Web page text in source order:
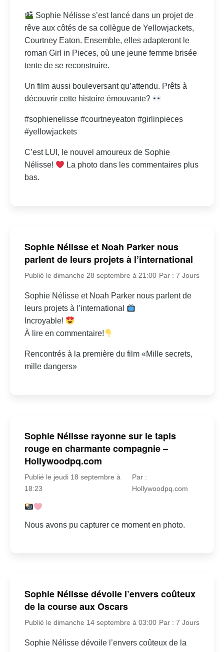
Sophie Nélisse s’est lancé dans un projet de
rêve aux côtés de sa collègue de Yellowjackets,
Courtney Eaton. Ensemble, elles adapteront le
roman Girl in Pieces, où une jeune femme brisée
tente de se reconstruire.
Un film aussi bouleversant qu’attendu. Prêts à
découvrir cette histoire émouvante?
#sophienelisse #courtneyeaton #girlinpieces
#yellowjackets
C’est LUI, le nouvel amoureux de Sophie
Nélisse!
La photo dans les commentaires plus
bas.
Sophie Nélisse et Noah Parker nous
parlent de leurs projets à l’international
Publié le dimanche 28 septembre à 21:00 Par : 7 Jours
Sophie Nélisse et Noah Parker nous parlent de
leurs projets à l’international
Incroyable!
À lire en commentaire!
Rencontrés à la première du film «Mille secrets,
mille dangers»
Sophie Nélisse rayonne sur le tapis
rouge en charmante compagnie –
Hollywoodpq.com
Publié le jeudi 18 septembre à
18:23
Par :
Hollywoodpq.com
Nous avons pu capturer ce moment en photo.
Sophie Nélisse dévoile l’envers coûteux
de la course aux Oscars
Publié le dimanche 14 septembre à 03:00 Par : 7 Jours
Sophie Nélisse dévoile l’envers coûteux de la